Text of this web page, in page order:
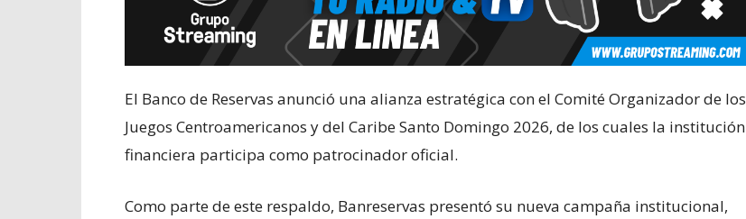
El Banco de Reservas anunció una alianza estratégica con el Comité Organizador de los
Juegos Centroamericanos y del Caribe Santo Domingo 2026, de los cuales la institución
financiera participa como patrocinador oficial.
Como parte de este respaldo, Banreservas presentó su nueva campaña institucional,